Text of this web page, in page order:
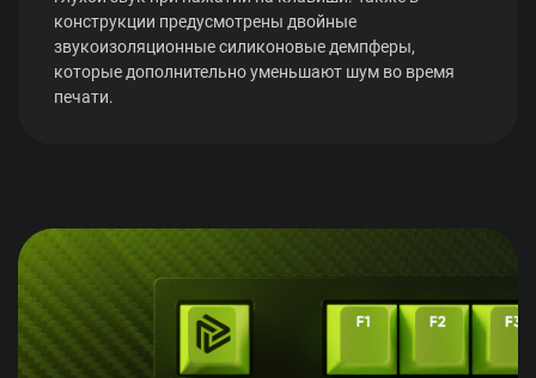
конструкции предусмотрены двойные
звукоизоляционные силиконовые демпферы,
которые дополнительно уменьшают шум во время
печати.